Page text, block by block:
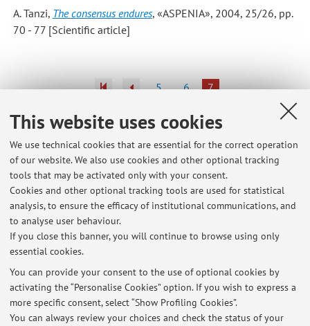
This website uses cookies
We use technical cookies that are essential for the correct operation
of our website. We also use cookies and other optional tracking
tools that may be activated only with your consent.
Cookies and other optional tracking tools are used for statistical
analysis, to ensure the efficacy of institutional communications, and
to analyse user behaviour.
If you close this banner, you will continue to browse using only
essential cookies.
You can provide your consent to the use of optional cookies by
activating the “Personalise Cookies” option. If you wish to express a
more specific consent, select “Show Profiling Cookies”.
You can always review your choices and check the status of your
A. Tanzi, The consensus endures, «ASPENIA», 2004, 25/26, pp.
70 - 77 [Scientific article]
5 6 7
Publications prior to 2004
Latest news
Prof. Tanzi's exams
Published on: September 26 2025
Professor Tanzi's lectures
Published on: September 15 2024
Grand Chamber (ECtHR) rulings in the climate change cases